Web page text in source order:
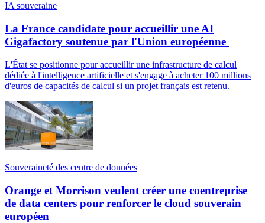
IA souveraine
La France candidate pour accueillir une AI
Gigafactory soutenue par l'Union européenne
L'État se positionne pour accueillir une infrastructure de calcul
dédiée à l'intelligence artificielle et s'engage à acheter 100 millions
d'euros de capacités de calcul si un projet français est retenu.
Souveraineté des centre de données
Orange et Morrison veulent créer une coentreprise
de data centers pour renforcer le cloud souverain
européen